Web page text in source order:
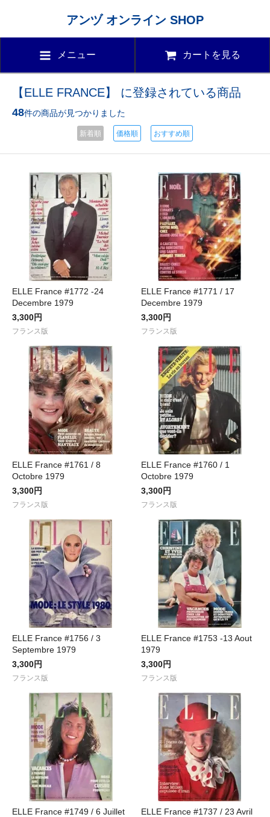
アンヅ オンライン SHOP
メニュー カートを見る
【ELLE FRANCE】 に登録されている商品
48件の商品が見つかりました
新着順 価格順 おすすめ順
ELLE France #1772 -24
Decembre 1979
3,300円
フランス版
ELLE France #1771 / 17
Decembre 1979
3,300円
フランス版
ELLE France #1761 / 8
Octobre 1979
3,300円
フランス版
ELLE France #1760 / 1
Octobre 1979
3,300円
フランス版
ELLE France #1756 / 3
Septembre 1979
3,300円
フランス版
ELLE France #1753 -13 Aout
1979
3,300円
フランス版
ELLE France #1749 / 6 Juillet
ELLE France #1737 / 23 Avril